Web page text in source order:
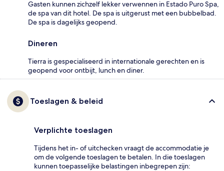
Gasten kunnen zichzelf lekker verwennen in Estado Puro Spa,
de spa van dit hotel. De spa is uitgerust met een bubbelbad.
De spa is dagelijks geopend.
Dineren
Tierra is gespecialiseerd in internationale gerechten en is
geopend voor ontbijt, lunch en diner.
Toeslagen & beleid
Verplichte toeslagen
Tijdens het in- of uitchecken vraagt de accommodatie je
om de volgende toeslagen te betalen. In die toeslagen
kunnen toepasselijke belastingen inbegrepen zijn: